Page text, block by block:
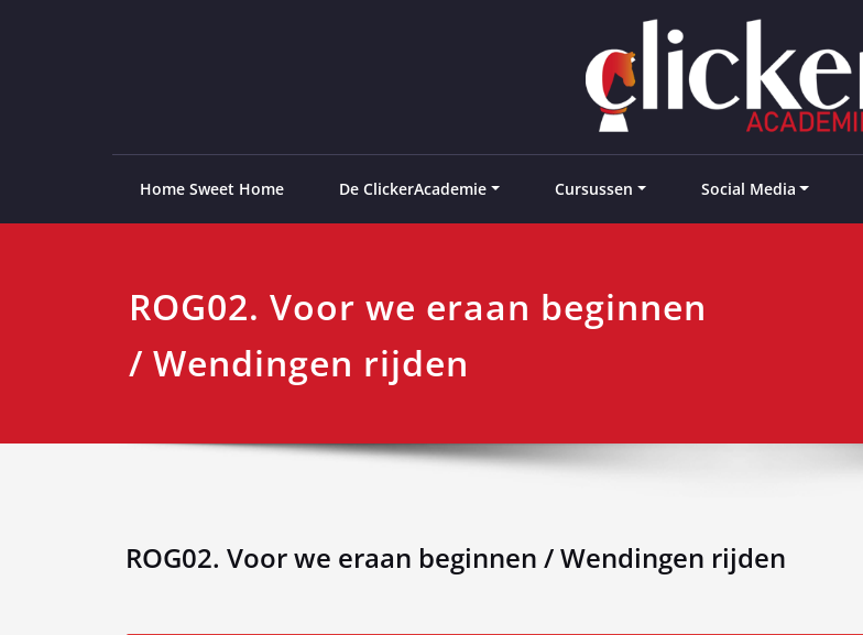
Home Sweet Home De ClickerAcademie Cursussen Social Media
ROG02. Voor we eraan beginnen
/ Wendingen rijden
ROG02. Voor we eraan beginnen / Wendingen rijden